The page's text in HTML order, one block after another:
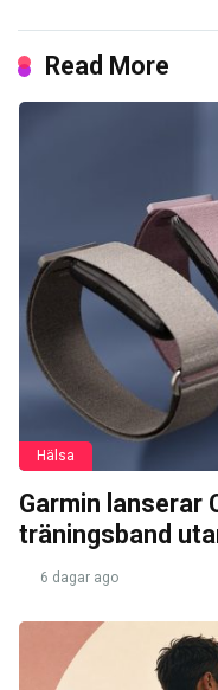
Read More
Hälsa
Garmin lanserar
träningsband
6 dagar ago